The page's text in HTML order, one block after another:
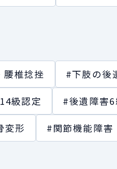
腰椎捻挫 #下肢の後
級認定 #後遺障害6
変形 #関節機能障害